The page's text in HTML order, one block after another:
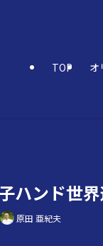
TOP オ
ハンド世
原田 亜紀夫